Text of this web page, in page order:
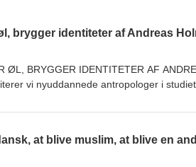
brygger identiteter af Andreas
ØL, BRYGGER IDENTITETER AF
vi nyuddannede antropologer i
om et dansk mikrobryggeri og dets
er baseret på feltarbejde udført i 2024,
sig derfor mellem erfaringer fra